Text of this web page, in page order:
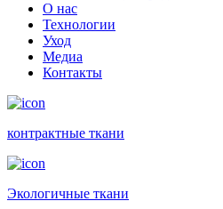
О нас
Технологии
Уход
Медиа
Контакты
контракт­ные ткани
Экологич­ные ткани